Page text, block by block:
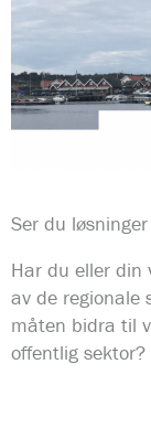
Ser du
Har du eller din
av de regionale
måten bidra til
offentlig sektor?